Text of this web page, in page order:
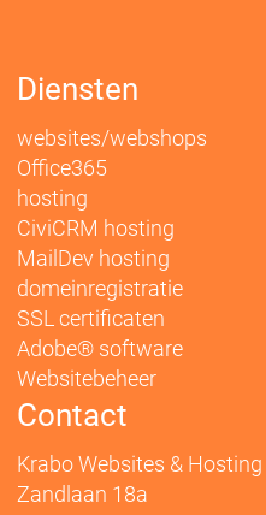
Diensten
websites/webshops
Office365
hosting
CiviCRM hosting
MailDev hosting
domeinregistratie
SSL certificaten
Adobe® software
Websitebeheer
Contact
Krabo Websites & Hosting
Zandlaan 18a